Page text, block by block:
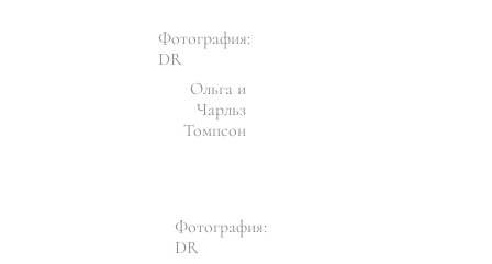
Фотография:
DR
Ольга и
Чарльз
Томпсон
Фотография:
DR